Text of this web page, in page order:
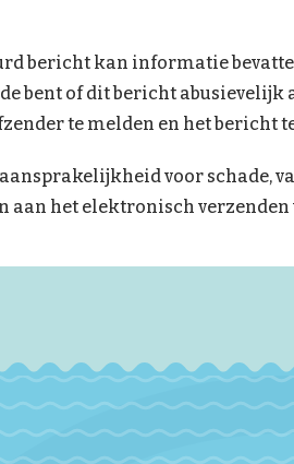
bericht kan informatie
bent of dit bericht abusievelijk
te melden en het bericht
voor schade,
aan het elektronisch verzenden